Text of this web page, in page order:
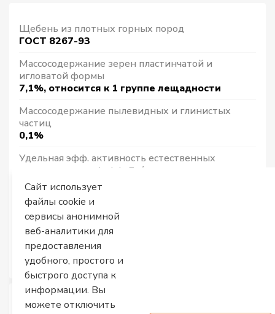
Щебень из плотных горных пород
ГОСТ 8267-93
Массосодержание зерен пластинчатой и
игловатой формы
7,1%, относится к 1 группе лещадности
Массосодержание пылевидных и глинистых
частиц
0,1%
Удельная эфф. активность естественных
радионуклидов Аэфф, Бк/кг
225±25
Марка по дробимости при сжатии в цилиндре
М1200
1,38
[1 м/куб]
Сайт использует
файлы cookie и
сервисы анонимной
веб-аналитики для
предоставления
удобного, простого и
быстрого доступа к
информации. Вы
можете отключить